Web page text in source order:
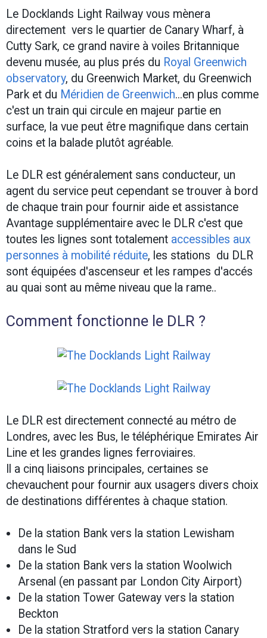
Le Docklands Light Railway vous mènera
directement vers le quartier de Canary Wharf, à
Cutty Sark, ce grand navire à voiles Britannique
devenu musée, au plus prés du Royal Greenwich
observatory, du Greenwich Market, du Greenwich
Park et du Méridien de Greenwich...en plus comme
c'est un train qui circule en majeur partie en
surface, la vue peut être magnifique dans certain
coins et la balade plutôt agréable.
Le DLR est généralement sans conducteur, un
agent du service peut cependant se trouver à bord
de chaque train pour fournir aide et assistance
Avantage supplémentaire avec le DLR c'est que
toutes les lignes sont totalement accessibles aux
personnes à mobilité réduite, les stations du DLR
sont équipées d'ascenseur et les rampes d'accés
au quai sont au même niveau que la rame..
Comment fonctionne le DLR ?
Le DLR est directement connecté au métro de
Londres, avec les Bus, le téléphérique Emirates Air
Line et les grandes lignes ferroviaires.
Il a cinq liaisons principales, certaines se
chevauchent pour fournir aux usagers divers choix
de destinations différentes à chaque station.
De la station Bank vers la station Lewisham
dans le Sud
De la station Bank vers la station Woolwich
Arsenal (en passant par London City Airport)
De la station Tower Gateway vers la station
Beckton
De la station Stratford vers la station Canary